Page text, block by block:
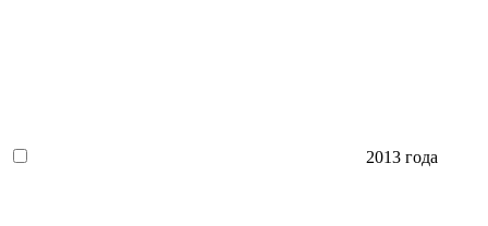
2013 года